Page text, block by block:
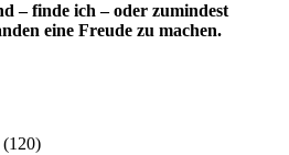
– finde ich – oder zumindest
eine Freude zu machen.
(120)